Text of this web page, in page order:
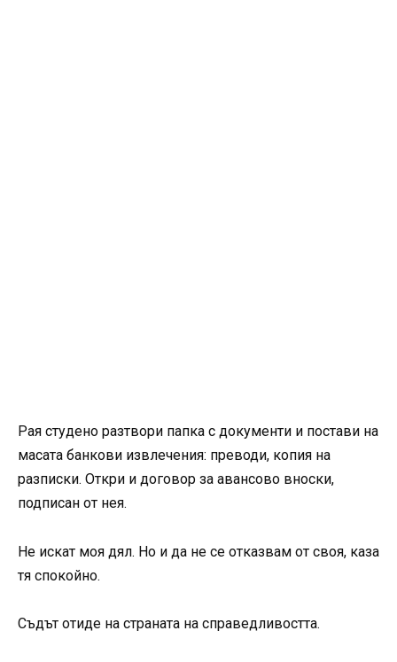
Рая студено разтвори папка с документи и постави на
масата банкови извлечения: преводи, копия на
разписки. Откри и договор за авансово вноски,
подписан от нея.
Не искат моя дял. Но и да не се отказвам от своя, каза
тя спокойно.
Съдът отиде на страната на справедливостта.